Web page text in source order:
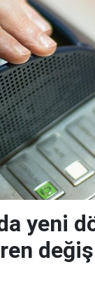
yeni